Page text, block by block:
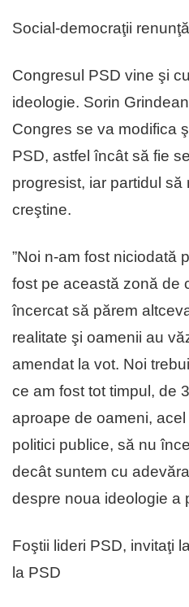
Social-democraţii
Congresul PSD vine şi
ideologie. Sorin
Congres se va modifica
PSD, astfel încât să fie
progresist, iar partidul să
creştine.
”Noi n-am fost niciodată
fost pe această zonă de
încercat să părem
realitate şi oamenii au
amendat la vot. Noi
ce am fost tot timpul, de
aproape de oameni,
politici publice, să nu
decât suntem cu
despre noua ideologie a
Foştii lideri PSD, invitaţi
la PSD